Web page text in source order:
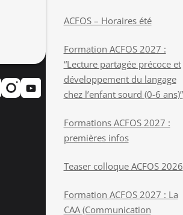
ACFOS – Horaires été
Formation ACFOS 2027 :
“Lecture partagée précoce et
développement du langage
chez l’enfant sourd (0-6 ans)”
Formations ACFOS 2027 :
premières infos
Teaser colloque ACFOS 2026
Formation ACFOS 2027 : La
CAA (Communication